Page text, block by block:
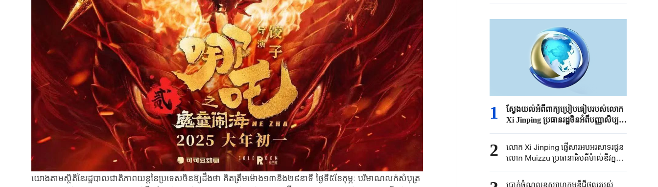
យោងតាមស្ថិតិ​នៃ​រដ្ឋបាល​ជាតិ​ភាព​យន្ត​នៃ​ប្រទេស​ចិន​ឱ្យ​ដឹងថា​ គិតត្រឹមម៉ោង១៣និង​២៩​នាទី​ ថ្ងៃ​ទី​៥​ខែ​កុម្ភៈ បរិមាណលក់សំបុត្រ
1
ស្វែងយល់អំពីពាក្យប្រៀបធៀបរបស់លោក
Xi Jinping ប្រធានរដ្ឋចិនអំពីបញ្ញាសិប្ប
2
លោក Xi Jinping ​ផ្ញើសារអបអរសាទរជូន
លោក Muizzu ប្រធានាធិបតីម៉ាល់ឌីវ​ក្នុង
ឱកាសខួបលើកទី ៦១ នៃទិវាឯករាជ្យជាតិ
របស់ប្រទេសម៉ាល់ឌីវ
ប្រាក់ចំណូលឧស្សាហកម្មឌីជីថលរបស់